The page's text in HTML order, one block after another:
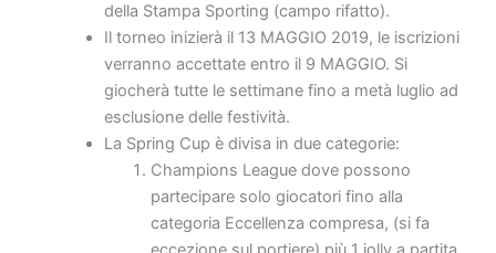
della Stampa Sporting (campo rifatto).
Il torneo inizierà il 13 MAGGIO 2019, le iscrizioni
verranno accettate entro il 9 MAGGIO. Si
giocherà tutte le settimane fino a metà luglio ad
esclusione delle festività.
La Spring Cup è divisa in due categorie:
Champions League dove possono
partecipare solo giocatori fino alla
categoria Eccellenza compresa, (si fa